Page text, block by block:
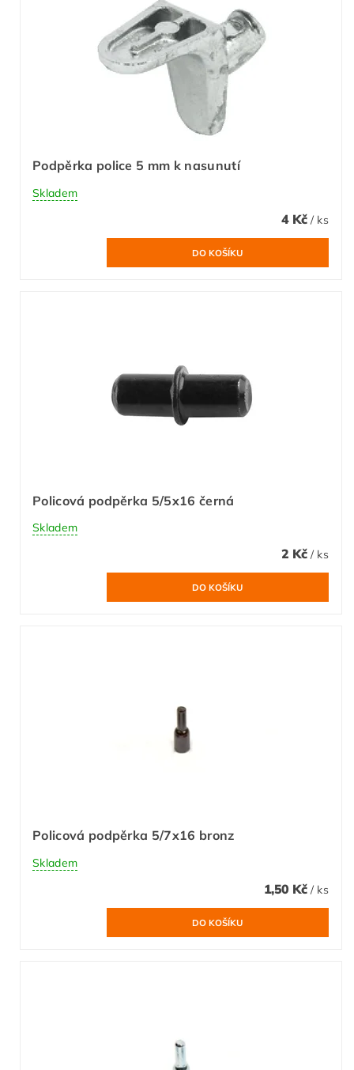
Podpěrka police 5 mm k nasunutí
Skladem
4 Kč / ks
Policová podpěrka 5/5x16 černá
Skladem
2 Kč / ks
Policová podpěrka 5/7x16 bronz
Skladem
1,50 Kč / ks